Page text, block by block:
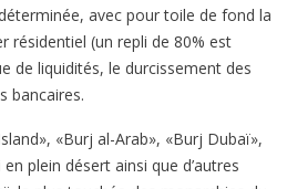
avec pour toile de fond la
résidentiel (un repli de 80% est
de liquidités, le durcissement des
bancaires.
«Burj al-Arab», «Burj Dubaï»,
plein désert ainsi que d’autres